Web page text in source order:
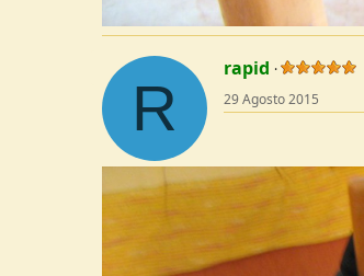
R
rapid
29 Agosto 2015